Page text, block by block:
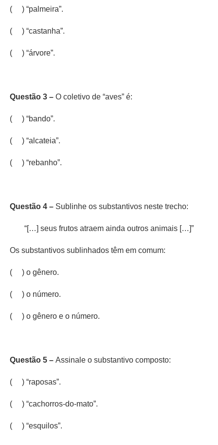
( ) “palmeira”.
( ) “castanha”.
( ) “árvore”.
Questão 3 – O coletivo de “aves” é:
( ) “bando”.
( ) “alcateia”.
( ) “rebanho”.
Questão 4 – Sublinhe os substantivos neste trecho:
“[…] seus frutos atraem ainda outros animais […]”
Os substantivos sublinhados têm em comum:
( ) o gênero.
( ) o número.
( ) o gênero e o número.
Questão 5 – Assinale o substantivo composto:
( ) “raposas”.
( ) “cachorros-do-mato”.
( ) “esquilos”.